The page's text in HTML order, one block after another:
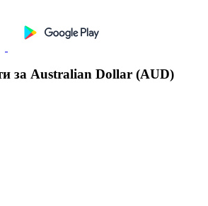
за Australian Dollar (AUD)